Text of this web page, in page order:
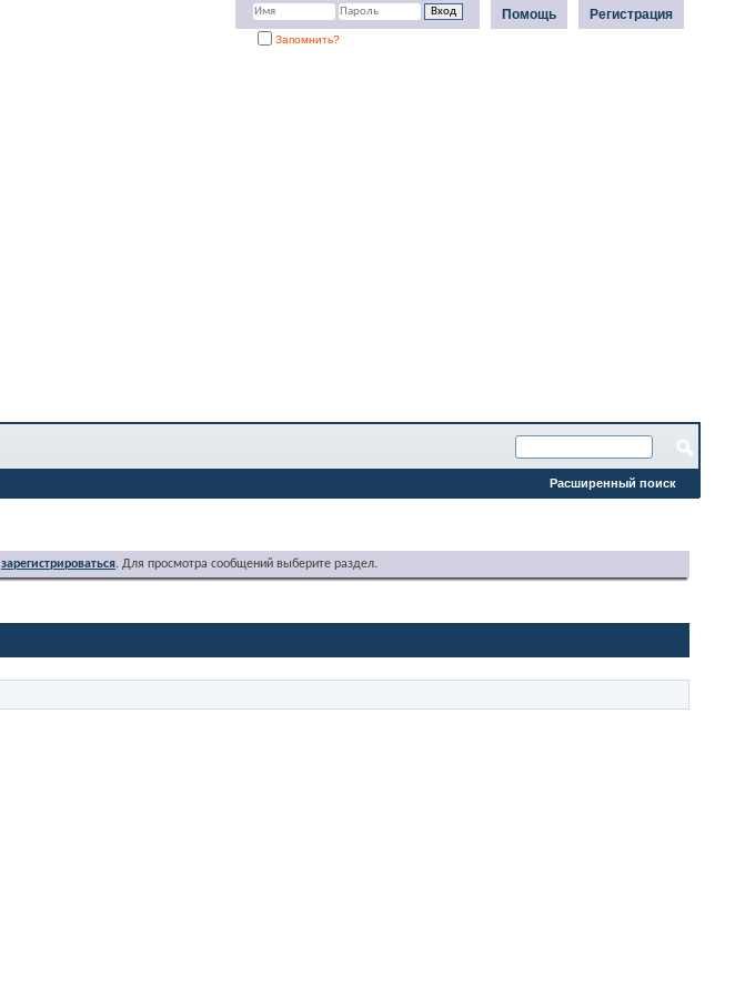
Регистрация
Помощь
Запомнить?
Расширенный поиск
зарегистрироваться. Для просмотра сообщений выберите раздел.